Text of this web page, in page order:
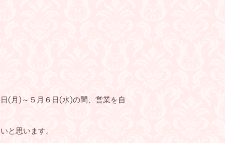
(月)～５月６日(水)の間、営業を自
と思います。